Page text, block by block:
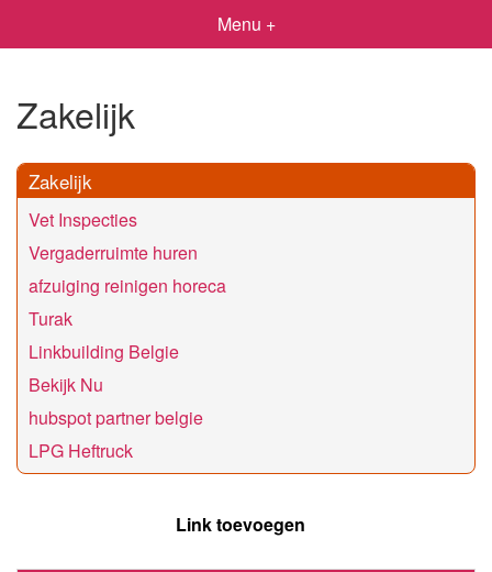
Menu +
Zakelijk
Zakelijk
Vet Inspecties
Vergaderruimte huren
afzuiging reinigen horeca
Turak
Linkbuilding Belgie
Bekijk Nu
hubspot partner belgie
LPG Heftruck
Link toevoegen